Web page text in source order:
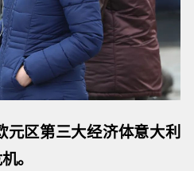
元区第三大经济体意大利
。